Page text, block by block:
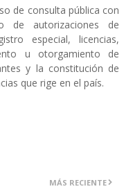
de consulta pública con
de autorizaciones de
especial, licencias,
u otorgamiento de
y la constitución de
que rige en el país.
MÁS RECIENTE